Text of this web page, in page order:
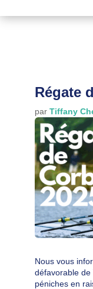
Régate
parTiffany
Nous vous
défavorable de
péniches en